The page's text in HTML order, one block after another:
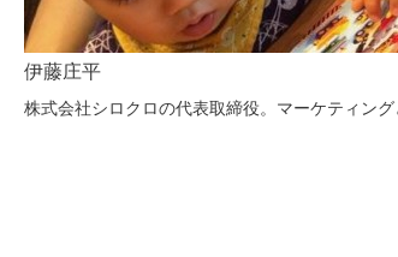
伊藤庄平
株式会社シロクロの代表取締役。マーケティン